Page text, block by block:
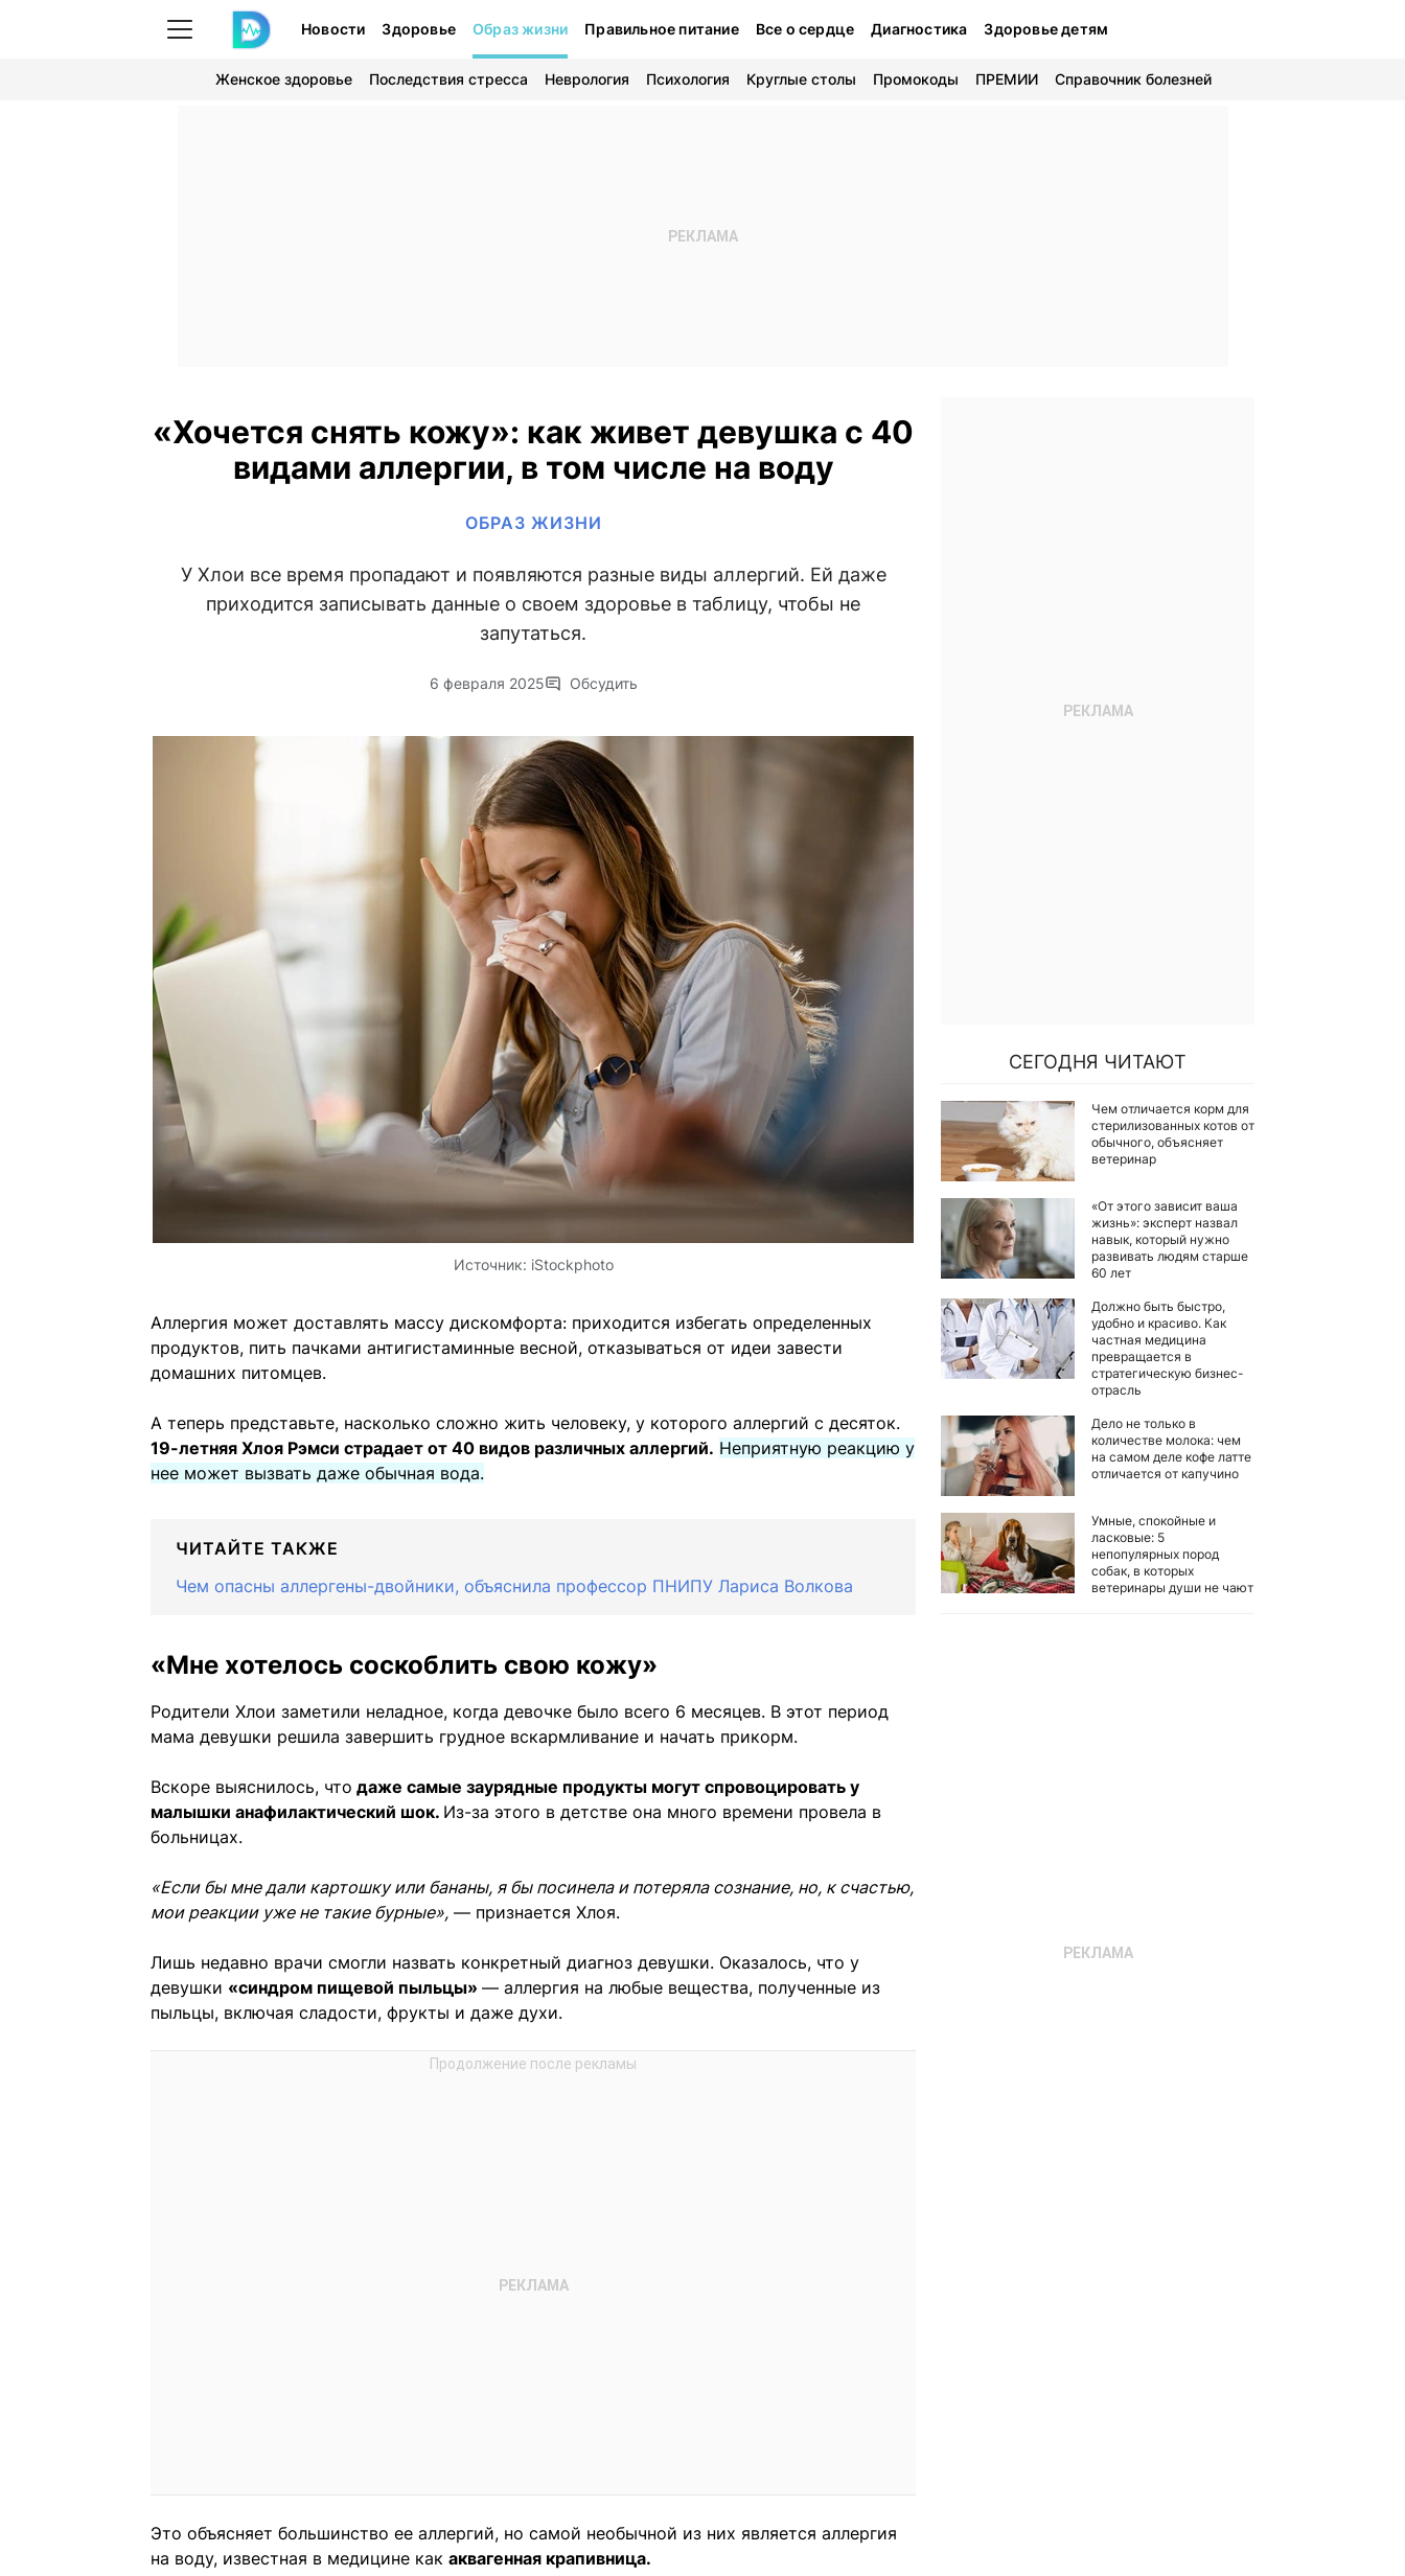
Новости Здоровье Образ жизни Правильное питание Все о сердце Диагностика Здоровье детям
Женское здоровье Последствия стресса Неврология Психология Круглые столы Промокоды ПРЕМИИ Справочник болезней
«Хочется снять кожу»: как живет девушка с 40
видами аллергии, в том числе на воду
ОБРАЗ ЖИЗНИ
У Хлои все время пропадают и появляются разные виды аллергий. Ей даже
приходится записывать данные о своем здоровье в таблицу, чтобы не
запутаться.
6 февраля 2025 Обсудить
Источник: iStockphoto
Аллергия может доставлять массу дискомфорта: приходится избегать определенных
продуктов, пить пачками антигистаминные весной, отказываться от идеи завести
домашних питомцев.
А теперь представьте, насколько сложно жить человеку, у которого аллергий с десяток.
19-летняя Хлоя Рэмси страдает от 40 видов различных аллергий. Неприятную реакцию у
нее может вызвать даже обычная вода.
ЧИТАЙТЕ ТАКЖЕ
Чем опасны аллергены-двойники, объяснила профессор ПНИПУ Лариса Волкова
«Мне хотелось соскоблить свою кожу»
Родители Хлои заметили неладное, когда девочке было всего 6 месяцев. В этот период
мама девушки решила завершить грудное вскармливание и начать прикорм.
Вскоре выяснилось, что даже самые заурядные продукты могут спровоцировать у
малышки анафилактический шок. Из-за этого в детстве она много времени провела в
больницах.
«Если бы мне дали картошку или бананы, я бы посинела и потеряла сознание, но, к счастью,
мои реакции уже не такие бурные», — признается Хлоя.
Лишь недавно врачи смогли назвать конкретный диагноз девушки. Оказалось, что у
девушки «синдром пищевой пыльцы» — аллергия на любые вещества, полученные из
пыльцы, включая сладости, фрукты и даже духи.
Это объясняет большинство ее аллергий, но самой необычной из них является аллергия
на воду, известная в медицине как аквагенная крапивница.
СЕГОДНЯ ЧИТАЮТ
Чем отличается корм для
стерилизованных котов от
обычного, объясняет
ветеринар
«От этого зависит ваша
жизнь»: эксперт назвал
навык, который нужно
развивать людям старше
60 лет
Должно быть быстро,
удобно и красиво. Как
частная медицина
превращается в
стратегическую бизнес-
отрасль
Дело не только в
количестве молока: чем
на самом деле кофе латте
отличается от капучино
Умные, спокойные и
ласковые: 5
непопулярных пород
собак, в которых
ветеринары души не чают